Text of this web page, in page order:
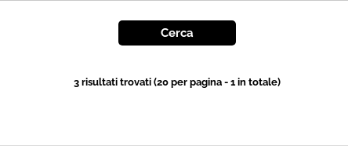
3 risultati trovati (20 per pagina - 1 in totale)